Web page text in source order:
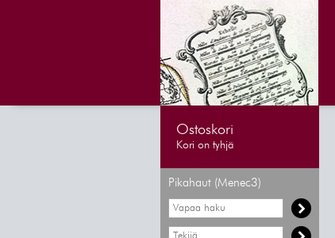
Ostoskori
Kori on tyhjä
Pikahaut (Menec3)